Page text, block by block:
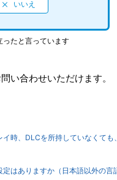
たと言っています
い合わせいただけます。
時、DLCを所持していなくて
はありますか（日本語以外の言